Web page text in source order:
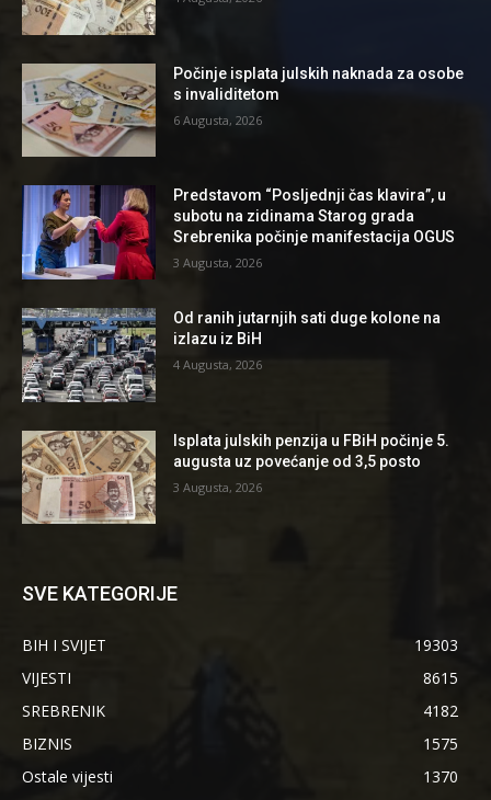
Počinje isplata julskih naknada za osobe
s invaliditetom
6 Augusta, 2026
Predstavom “Posljednji čas klavira”, u
subotu na zidinama Starog grada
Srebrenika počinje manifestacija OGUS
3 Augusta, 2026
Od ranih jutarnjih sati duge kolone na
izlazu iz BiH
4 Augusta, 2026
Isplata julskih penzija u FBiH počinje 5.
augusta uz povećanje od 3,5 posto
3 Augusta, 2026
SVE KATEGORIJE
BIH I SVIJET
19303
VIJESTI
8615
SREBRENIK
4182
BIZNIS
1575
Ostale vijesti
1370